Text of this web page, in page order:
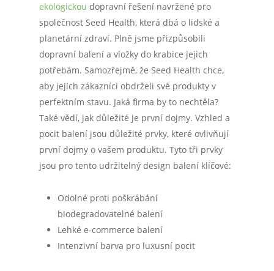
ekologickou dopravní řešení navržené pro
společnost Seed Health, která dbá o lidské a
planetární zdraví. Plně jsme přizpůsobili
dopravní balení a vložky do krabice jejich
potřebám. Samozřejmě, že Seed Health chce,
aby jejich zákazníci obdrželi své produkty v
perfektním stavu. Jaká firma by to nechtěla?
Také vědí, jak důležité je první dojmy. Vzhled a
pocit balení jsou důležité prvky, které ovlivňují
první dojmy o vašem produktu. Tyto tři prvky
jsou pro tento udržitelný design balení klíčové:
Odolné proti poškrábání
biodegradovatelné balení
Lehké e-commerce balení
Intenzivní barva pro luxusní pocit